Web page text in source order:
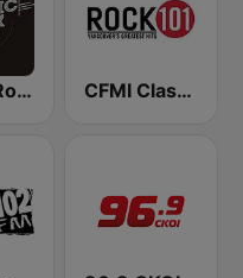
Classic Rock 109 CFMI Classic Rock 101